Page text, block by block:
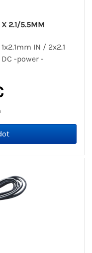
-> 2 X 2.1/5.5MM
IN / 2x2.1
DC -power -